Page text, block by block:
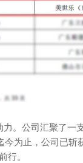
。公司汇聚了一
为止，公司已斩
行。